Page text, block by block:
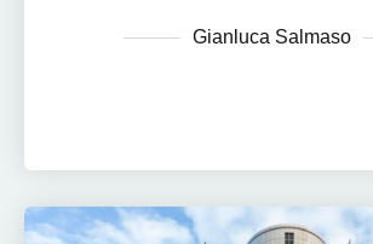
Gianluca Salmaso